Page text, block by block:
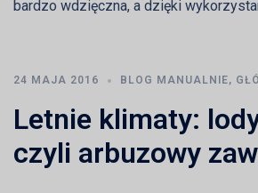
bardzo wdzięczna, a dzięki
24 MAJA 2016 BLOG MANUALNIE,
Letnie klimaty:
czyli arbuzowy